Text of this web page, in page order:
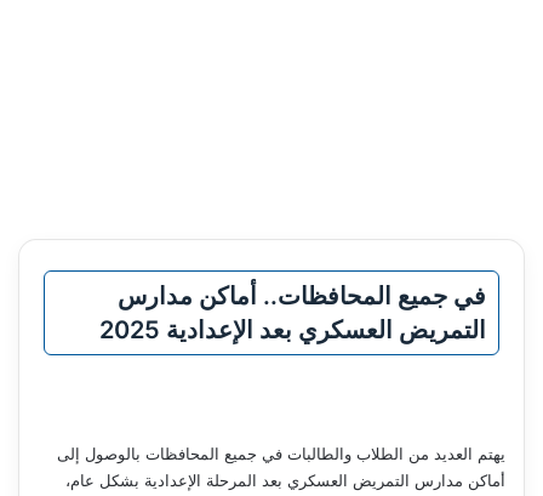
في جميع المحافظات.. أماكن مدارس
التمريض العسكري بعد الإعدادية 2025
يهتم العديد من الطلاب والطالبات في جميع المحافظات بالوصول إلى
أماكن مدارس التمريض العسكري بعد المرحلة الإعدادية بشكل عام،